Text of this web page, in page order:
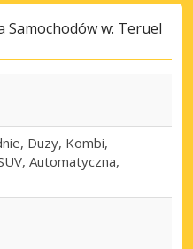
Samochodów w: Teruel
Duzy, Kombi,
Automatyczna,